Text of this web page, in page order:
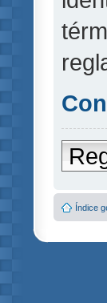
Índice